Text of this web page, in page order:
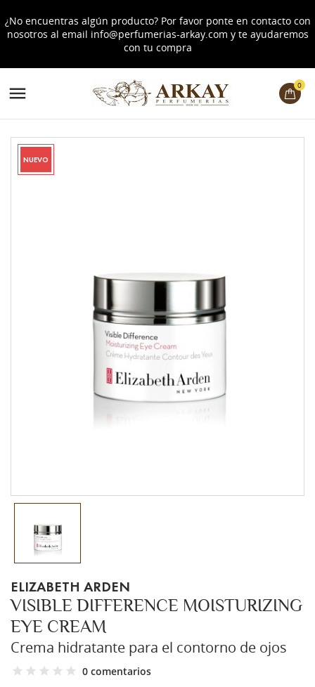
¿No encuentras algún producto? Por favor ponte en contacto con
nosotros al email info@perfumerias-arkay.com y te ayudaremos
con tu compra
 0
NUEVO
ELIZABETH ARDEN
VISIBLE DIFFERENCE MOISTURIZING
EYE CREAM
Crema hidratante para el contorno de ojos
0 comentarios